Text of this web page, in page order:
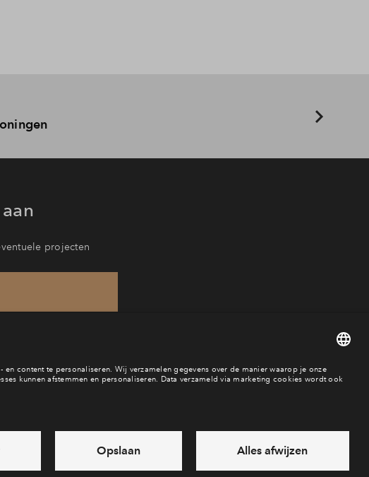
projecten